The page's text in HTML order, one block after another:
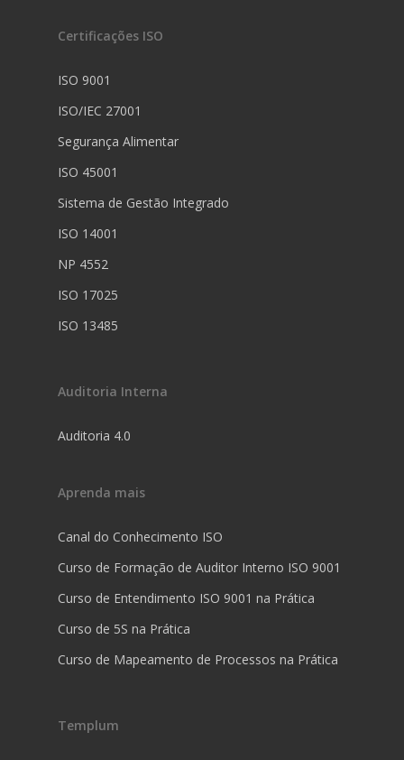
Certificações ISO
ISO 9001
ISO/IEC 27001
Segurança Alimentar
ISO 45001
Sistema de Gestão Integrado
ISO 14001
NP 4552
ISO 17025
ISO 13485
Auditoria Interna
Auditoria 4.0
Aprenda mais
Canal do Conhecimento ISO
Curso de Formação de Auditor Interno ISO 9001
Curso de Entendimento ISO 9001 na Prática
Curso de 5S na Prática
Curso de Mapeamento de Processos na Prática
Templum